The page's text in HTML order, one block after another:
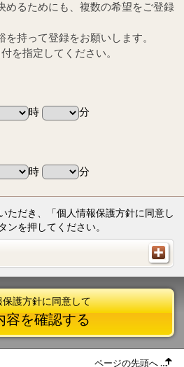
るためにも、複数の希望をご登録
持って登録をお願いします。
を指定してください。
時
分
時 分
ただき、「個人情報保護方針に同意し
ンを押してください。
保護方針に同意して
容を確認する
ページの先頭へ